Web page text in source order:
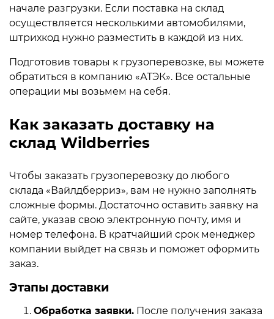
начале разгрузки. Если поставка на склад
осуществляется несколькими автомобилями,
штрихкод нужно разместить в каждой из них.
Подготовив товары к грузоперевозке, вы можете
обратиться в компанию «АТЭК». Все остальные
операции мы возьмем на себя.
Как заказать доставку на
склад Wildberries
Чтобы заказать грузоперевозку до любого
склада «Вайлдберриз», вам не нужно заполнять
сложные формы. Достаточно оставить заявку на
сайте, указав свою электронную почту, имя и
номер телефона. В кратчайший срок менеджер
компании выйдет на связь и поможет оформить
заказ.
Этапы доставки
Обработка заявки. После получения заказа